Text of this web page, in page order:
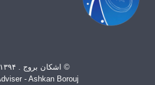
© اشکان بروج . ۱۳۹۴ - ۱۴۰۵
- Ashkan Borouj